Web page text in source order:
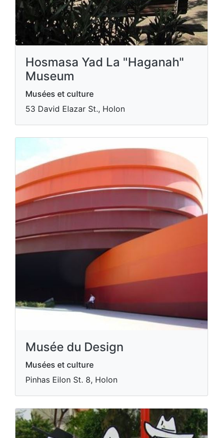
Hosmasa Yad La "Haganah"
Museum
Musées et culture
53 David Elazar St., Holon
Musée du Design
Musées et culture
Pinhas Eilon St. 8, Holon